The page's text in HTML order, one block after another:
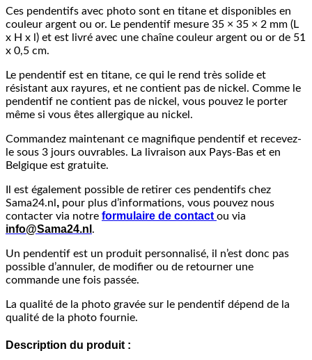
Ces pendentifs avec photo sont en titane et disponibles en
couleur argent ou or. Le pendentif mesure 35 × 35 × 2 mm (L
x H x l) et est livré avec une chaîne couleur argent ou or de 51
x 0,5 cm.
Le pendentif est en titane, ce qui le rend très solide et
résistant aux rayures, et ne contient pas de nickel. Comme le
pendentif ne contient pas de nickel, vous pouvez le porter
même si vous êtes allergique au nickel.
Commandez maintenant ce magnifique pendentif et recevez-
le sous 3 jours ouvrables. La livraison aux Pays-Bas et en
Belgique est gratuite.
Il est également possible de retirer ces pendentifs chez
Sama24.nl, pour plus d’informations, vous pouvez nous
contacter via notre formulaire de contact ou via
info@Sama24.nl .
Un pendentif est un produit personnalisé, il n’est donc pas
possible d’annuler, de modifier ou de retourner une
commande une fois passée.
La qualité de la photo gravée sur le pendentif dépend de la
qualité de la photo fournie.
Description du produit :